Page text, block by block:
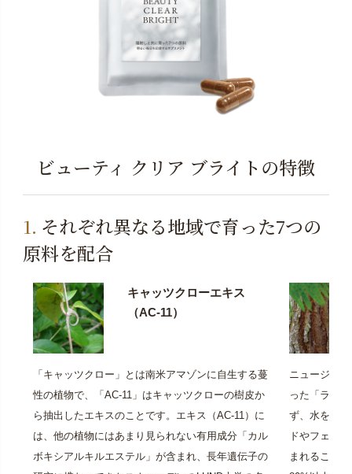
ビューティ クリア ブライトの特徴
それぞれ異なる地域で育った7つの
原料を配合
キャッツクローエキス
（AC-11）
「キャッツクロー」とは南米アマゾンに自生する蔓
性の植物で、「AC-11」はキャッツクローの樹皮か
ら抽出したエキスのことです。エキス（AC-11）に
は、他の植物にはあまり見られない有用成分「カル
ボキシアルキルエステル」が含まれ、長年遺伝子の
ニュージー
った「ラジ
ず、水を使
ドやフェノ
まれること